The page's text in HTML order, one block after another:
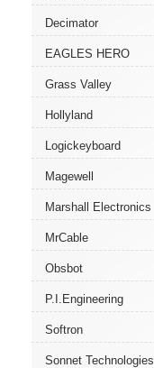
Decimator
EAGLES HERO
Grass Valley
Hollyland
Logickeyboard
Magewell
Marshall Electronics
MrCable
Obsbot
P.I.Engineering
Softron
Sonnet Technologies